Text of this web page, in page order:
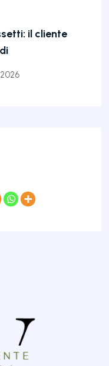
il cliente